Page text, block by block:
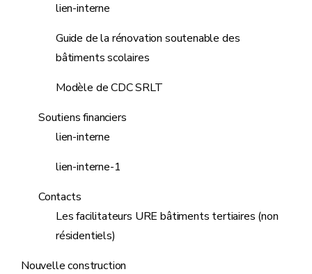
lien-interne
Guide de la rénovation soutenable des
bâtiments scolaires
Modèle de CDC SRLT
Soutiens financiers
lien-interne
lien-interne-1
Contacts
Les facilitateurs URE bâtiments tertiaires (non
résidentiels)
Nouvelle construction